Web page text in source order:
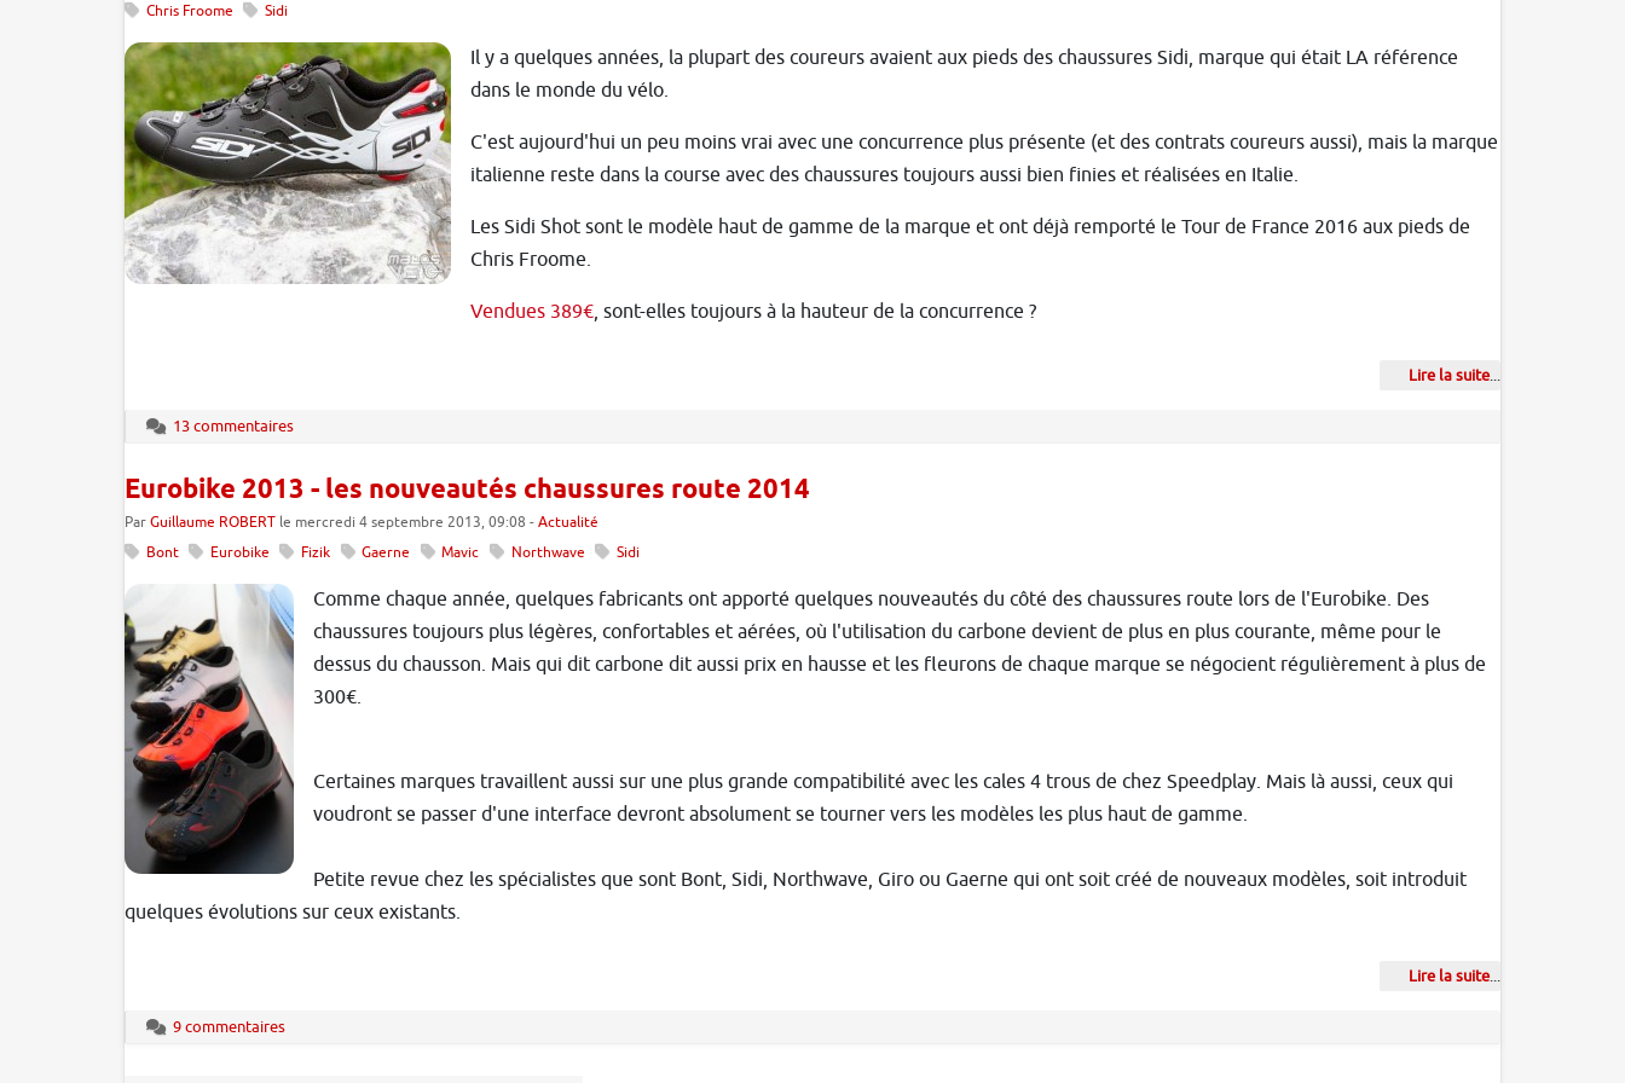
Chris Froome Sidi
Il y a quelques années, la plupart des coureurs avaient aux pieds des chaussures Sidi, marque qui était LA référence
dans le monde du vélo.
C'est aujourd'hui un peu moins vrai avec une concurrence plus présente (et des contrats coureurs aussi), mais la marque
italienne reste dans la course avec des chaussures toujours aussi bien finies et réalisées en Italie.
Les Sidi Shot sont le modèle haut de gamme de la marque et ont déjà remporté le Tour de France 2016 aux pieds de
Chris Froome.
Vendues 389€, sont-elles toujours à la hauteur de la concurrence ?
Lire la suite...
13 commentaires
Eurobike 2013 - les nouveautés chaussures route 2014
Par Guillaume ROBERT le mercredi 4 septembre 2013, 09:08 - Actualité
Bont
Eurobike Fizik Gaerne Mavic Northwave Sidi
Comme chaque année, quelques fabricants ont apporté quelques nouveautés du côté des chaussures route lors de l'Eurobike. Des
chaussures toujours plus légères, confortables et aérées, où l'utilisation du carbone devient de plus en plus courante, même pour le
dessus du chausson. Mais qui dit carbone dit aussi prix en hausse et les fleurons de chaque marque se négocient régulièrement à plus de
300€.
Certaines marques travaillent aussi sur une plus grande compatibilité avec les cales 4 trous de chez Speedplay. Mais là aussi, ceux qui
voudront se passer d'une interface devront absolument se tourner vers les modèles les plus haut de gamme.
Petite revue chez les spécialistes que sont Bont, Sidi, Northwave, Giro ou Gaerne qui ont soit créé de nouveaux modèles, soit introduit
quelques évolutions sur ceux existants.
Lire la suite...
9 commentaires